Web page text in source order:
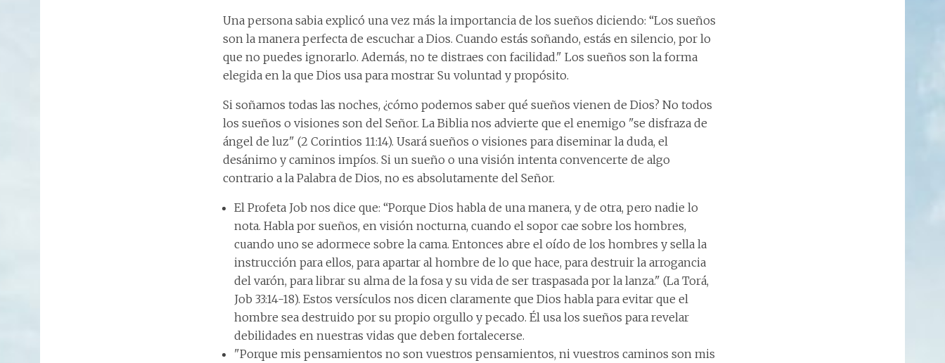
Una persona sabia explicó una vez más la importancia de los sueños diciendo: “Los sueños
son la manera perfecta de escuchar a Dios. Cuando estás soñando, estás en silencio, por lo
que no puedes ignorarlo. Además, no te distraes con facilidad." Los sueños son la forma
elegida en la que Dios usa para mostrar Su voluntad y propósito.
Si soñamos todas las noches, ¿cómo podemos saber qué sueños vienen de Dios? No todos
los sueños o visiones son del Señor. La Biblia nos advierte que el enemigo "se disfraza de
ángel de luz" (2 Corintios 11:14). Usará sueños o visiones para diseminar la duda, el
desánimo y caminos impíos. Si un sueño o una visión intenta convencerte de algo
contrario a la Palabra de Dios, no es absolutamente del Señor.
El Profeta Job nos dice que: “Porque Dios habla de una manera, y de otra, pero nadie lo
nota. Habla por sueños, en visión nocturna, cuando el sopor cae sobre los hombres,
cuando uno se adormece sobre la cama. Entonces abre el oído de los hombres y sella la
instrucción para ellos, para apartar al hombre de lo que hace, para destruir la arrogancia
del varón, para librar su alma de la fosa y su vida de ser traspasada por la lanza." (La Torá,
Job 33:14-18). Estos versículos nos dicen claramente que Dios habla para evitar que el
hombre sea destruido por su propio orgullo y pecado. Él usa los sueños para revelar
debilidades en nuestras vidas que deben fortalecerse.
"Porque mis pensamientos no son vuestros pensamientos, ni vuestros caminos son mis